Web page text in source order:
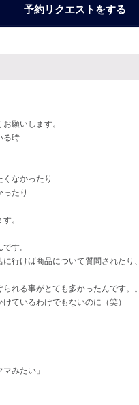
予約リクエストをする
願いします。
時
なかったり
たり
。
す。
行けば商品について質問されたり
れる事がとても多かったんです。。
ているわけでもないのに（笑）
みたい」